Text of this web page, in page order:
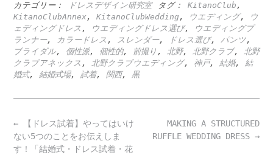
カテゴリー： ドレスデザイン研究室 タグ： KitanoClub ,
KitanoClubAnnex, KitanoClubWedding , ウエディング,
ウ
ェディングドレス , ウエディングドレス選び,
ウエディングプ
ランナー, カラードレス , スレンダー, ドレス選び, パンツ,
ブライダル, 個性派, 個性的, 前撮り , 北野, 北野クラブ, 北野
クラブアネックス , 北野クラブウエディング, 神戸, 結婚, 結
婚式, 結婚式場, 試着, 関西, 黒
Post
navigation
MAKING A STRUCTURED
RUFFLE WEDDING DRESS →
← 【ドレス試着】やってはいけ
ない5つのことをお伝えしま
す！「結婚式・ドレス試着・花